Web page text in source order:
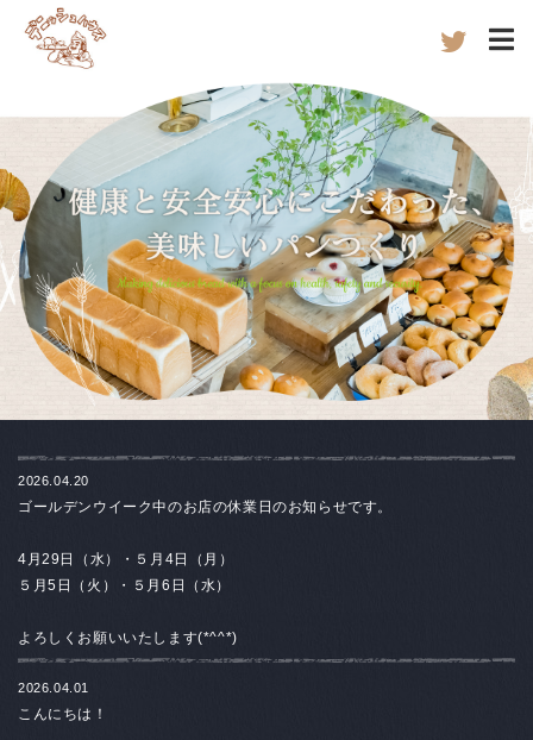
2026.04.20
ゴールデンウイーク中のお店の休業日のお知らせです。
4月29日（水）・５月4日
（月）
５月5日（火）・５月6日（水）
よろしくお願いいたします(*^^*)
2026.04.01
こんにちは！